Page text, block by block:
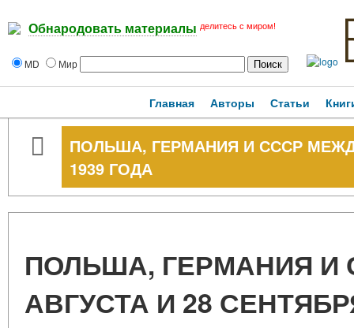
Обнародовать материалы делитесь с миром!
MD Мир
Главная Авторы Статьи
ПОЛЬША, ГЕРМАНИЯ И СССР
1939 ГОДА
ПОЛЬША, ГЕРМАНИЯ И
АВГУСТА И 28